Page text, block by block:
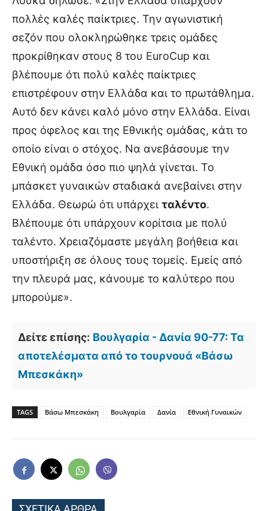
πολλές καλές παίκτριες. Την αγωνιστική
σεζόν που ολοκληρώθηκε τρεις ομάδες
προκρίθηκαν στους 8 του EuroCup και
βλέπουμε ότι πολύ καλές παίκτριες
επιστρέφουν στην Ελλάδα και το πρωτάθλημα.
Αυτό δεν κάνει καλό μόνο στην Ελλάδα. Είναι
προς όφελος και της Εθνικής ομάδας, κάτι το
οποίο είναι ο στόχος. Να ανεβάσουμε την
Εθνική ομάδα όσο πιο ψηλά γίνεται. Το
μπάσκετ γυναικών σταδιακά ανεβαίνει στην
Ελλάδα. Θεωρώ ότι υπάρχει ταλέντο.
Βλέπουμε ότι υπάρχουν κορίτσια με πολύ
ταλέντο. Χρειαζόμαστε μεγάλη βοήθεια και
υποστήριξη σε όλους τους τομείς. Εμείς από
την πλευρά μας, κάνουμε το καλύτερο που
μπορούμε».
Δείτε επίσης: Βουλγαρία - Δανία 90-77: Τα
αποτελέσματα από το τουρνουά «Βάσω
Μπεσκάκη»
TAGS Βάσω Μπεσκάκη Βουλγαρία Δανία Εθνική Γυναικών